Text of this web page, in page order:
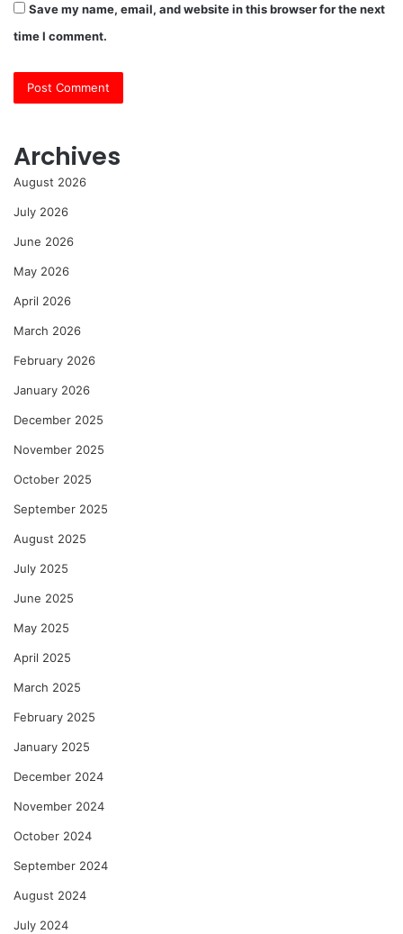
Save my name, email, and website in this browser for the next
time I comment.
Archives
August 2026
July 2026
June 2026
May 2026
April 2026
March 2026
February 2026
January 2026
December 2025
November 2025
October 2025
September 2025
August 2025
July 2025
June 2025
May 2025
April 2025
March 2025
February 2025
January 2025
December 2024
November 2024
October 2024
September 2024
August 2024
July 2024